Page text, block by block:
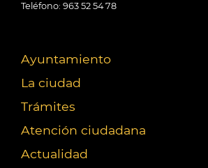
Teléfono: 963 52 54 78
Ayuntamiento
La ciudad
Trámites
Atención ciudadana
Actualidad